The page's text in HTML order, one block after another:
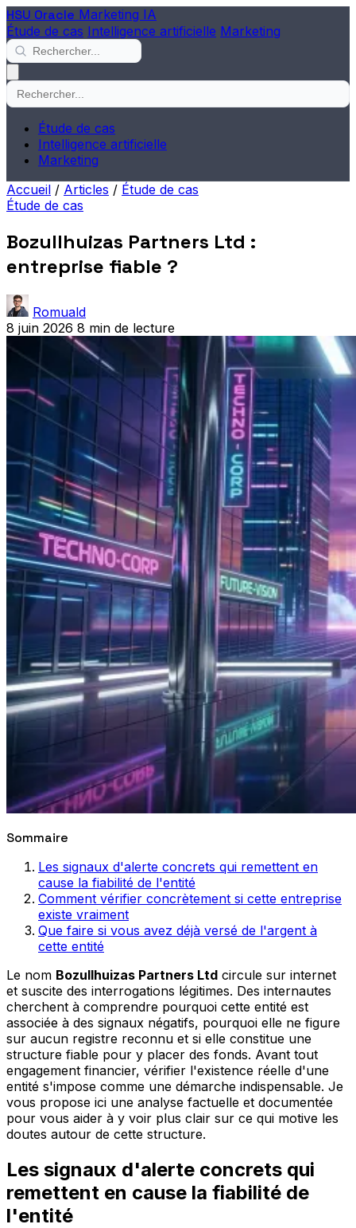
HSU Oracle Marketing IA
Étude de cas Intelligence artificielle Marketing
Étude de cas
Intelligence artificielle
Marketing
Accueil / Articles / Étude de cas
Étude de cas
Bozullhuizas Partners Ltd :
entreprise fiable ?
Romuald
8 juin 2026 8 min de lecture
Sommaire
Les signaux d'alerte concrets qui remettent en
cause la fiabilité de l'entité
Comment vérifier concrètement si cette entreprise
existe vraiment
Que faire si vous avez déjà versé de l'argent à
cette entité
Le nom Bozullhuizas Partners Ltd circule sur internet
et suscite des interrogations légitimes. Des internautes
cherchent à comprendre pourquoi cette entité est
associée à des signaux négatifs, pourquoi elle ne figure
sur aucun registre reconnu et si elle constitue une
structure fiable pour y placer des fonds. Avant tout
engagement financier, vérifier l'existence réelle d'une
entité s'impose comme une démarche indispensable. Je
vous propose ici une analyse factuelle et documentée
pour vous aider à y voir plus clair sur ce qui motive les
doutes autour de cette structure.
Les signaux d'alerte concrets qui
remettent en cause la fiabilité de
l'entité